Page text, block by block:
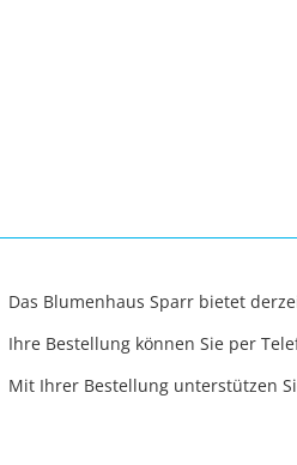
Das Blumenhaus Sparr bietet
Ihre Bestellung können Sie per
Mit Ihrer Bestellung unterstützen